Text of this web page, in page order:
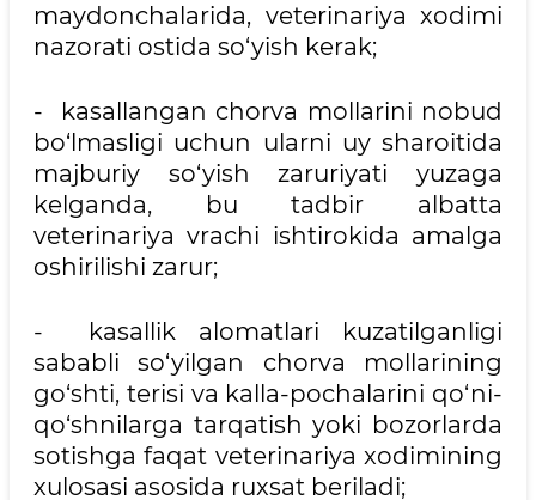
maydonchalarida, veterinariya xodimi
nazorati ostida so‘yish kerak;
- kasallangan chorva mollarini nobud
bo‘lmasligi uchun ularni uy sharoitida
majburiy so‘yish zaruriyati yuzaga
kelganda, bu tadbir albatta
veterinariya vrachi ishtirokida amalga
oshirilishi zarur;
- kasallik alomatlari kuzatilganligi
sababli so‘yilgan chorva mollarining
go‘shti, terisi va kalla-pochalarini qo‘ni-
qo‘shnilarga tarqatish yoki bozorlarda
sotishga faqat veterinariya xodimining
xulosasi asosida ruxsat beriladi;